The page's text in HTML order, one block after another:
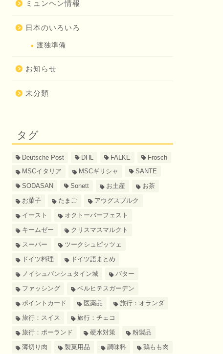
ミュンヘン情報
日本のいろいろ
渡独準備
お知らせ
未分類
タグ
Deutsche Post DHL FALKE
Frosch
MSCイタリア
MSCギリシャ
SANTE
SODASAN
Sonett お土産
お茶
お菓子
たまご
アウグスブルク
イースト
オクトーバーフェスト
キームゼー
クリスマスマルクト
スーパー
ツークシュピッツェ
ドイツ料理
ドイツ語まとめ
ノイシュバンシュタイン城
バター
ファッシング
ベルヒテスガーデン
ポイントカード
医薬品
旅行：オランダ
旅行：スイス
旅行：チェコ
旅行：ポーランド
硬水対策
粉製品
薄切り肉
製菓用品 調味料 鶏もも肉